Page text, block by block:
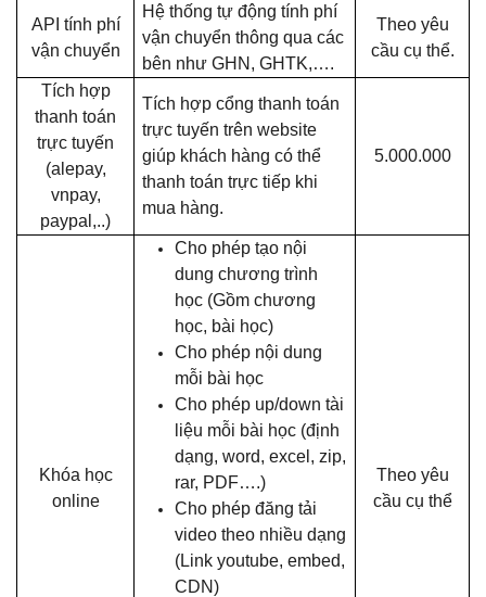
API tính phí
vận chuyển
Hệ thống tự động tính phí
vận chuyển thông qua các
bên như GHN, GHTK,….
Theo yêu
cầu cụ thể.
Tích hợp
thanh toán
trực tuyến
(alepay,
vnpay,
paypal,..)
Tích hợp cổng thanh toán
trực tuyến trên website
giúp khách hàng có thể
thanh toán trực tiếp khi
mua hàng.
5.000.000
Khóa học
online
Cho phép tạo nội
dung chương trình
học (Gồm chương
học, bài học)
Cho phép nội dung
mỗi bài học
Cho phép up/down tài
liệu mỗi bài học (định
dạng, word, excel, zip,
rar, PDF….)
Cho phép đăng tải
video theo nhiều dạng
(Link youtube, embed,
CDN)
Theo yêu
cầu cụ thể